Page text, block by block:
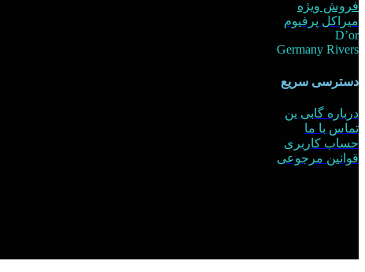
فروش ویژه
میراکل پرفیوم
D’or
Germany Rivers
دسترسی سریع
درباره گابی ین
تماس با ما
حساب کاربری
قوانین مرجوعی